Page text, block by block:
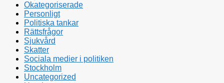
Okategoriserade
Personligt
Politiska tankar
Rättsfrågor
Sjukvård
Skatter
Sociala medier i politiken
Stockholm
Uncategorized